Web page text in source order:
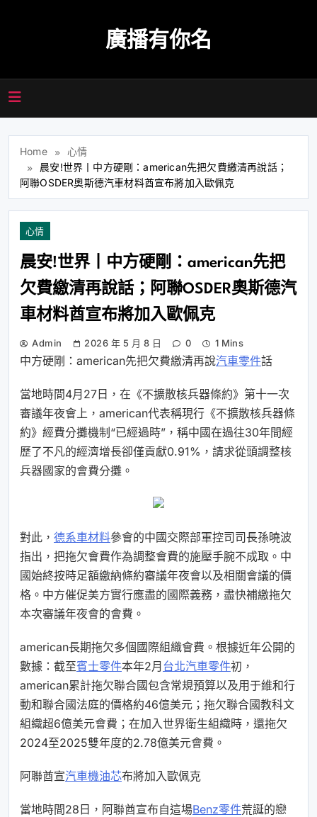
廣播有你名
Home
心情
晨安!世界丨中方硬剛：american先把欠費繳清再說話；
阿聯OSDER奧斯德汽車材料酋宣布將加入歐佩克
心情
晨安!世界丨中方硬剛：american先把
欠費繳清再說話；阿聯OSDER奧斯德汽
車材料酋宣布將加入歐佩克
Admin 2026 年 5 月 8 日 0 1 Mins
中方硬剛：american先把欠費繳清再說汽車零件話
當地時間4月27日，在《不擴散核兵器條約》第十一次
審議年夜會上，american代表稱現行《不擴散核兵器條
約》經費分攤機制“已經過時”，稱中國在過往30年間經
歷了不凡的經濟增長卻僅貢獻0.91%，請求從頭調整核
兵器國家的會費分攤。
對此， 德系車材料參會的中國交際部軍控司司長孫曉波
指出，把拖欠會費作為調整會費的施壓手腕不成取。中
國始終按時足額繳納條約審議年夜會以及相關會議的價
格。中方催促美方實行應盡的國際義務，盡快補繳拖欠
本次審議年夜會的會費。
american長期拖欠多個國際組織會費。根據近年公開的
數據：截至賓士零件本年2月 台北汽車零件初，
american累計拖欠聯合國包含常規預算以及用于維和行
動和聯合國法庭的價格約46億美元；拖欠聯合國教科文
組織超6億美元會費；在加入世界衛生組織時，還拖欠
2024至2025雙年度的2.78億美元會費。
阿聯酋宣汽車機油芯布將加入歐佩克
當地時間28日，阿聯酋宣布自這場Benz零件荒誕的戀